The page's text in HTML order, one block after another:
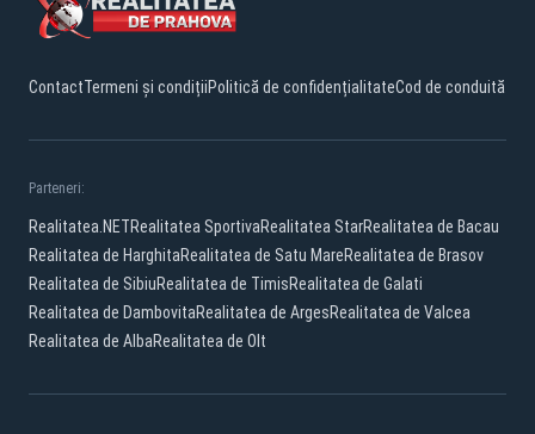
ContactTermeni și condițiiPolitică de confidențialitateCod de conduită
Parteneri:
Realitatea.NETRealitatea SportivaRealitatea StarRealitatea de Bacau
Realitatea de HarghitaRealitatea de Satu MareRealitatea de Brasov
Realitatea de SibiuRealitatea de TimisRealitatea de Galati
Realitatea de DambovitaRealitatea de ArgesRealitatea de Valcea
Realitatea de AlbaRealitatea de Olt